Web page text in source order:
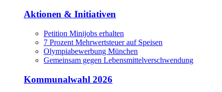
Aktionen & Initiativen
Petition Minijobs erhalten
7 Prozent Mehrwertsteuer auf Speisen
Olympiabewerbung München
Gemeinsam gegen Lebensmittelverschwendung
Kommunalwahl 2026